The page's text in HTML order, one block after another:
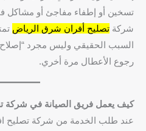
تسخين أو إطفاء مفاجئ أو مشاكل
شركة تصليح أفران شرق الرياض
السبب الحقيقي وليس مجرد
رجوع الأعطال مرة أخري.
كيف يعمل فريق الصيانة في شركة
عند طلب الخدمة من شركة تصليح